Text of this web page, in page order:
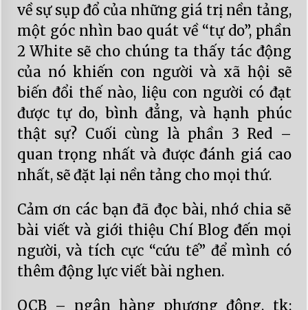
về sự sụp đổ của những giá trị nền tảng,
một góc nhìn bao quát về “tự do”, phần
2 White sẽ cho chúng ta thấy tác động
của nó khiến con người và xã hội sẽ
biến đổi thế nào, liệu con người có đạt
được tự do, bình đẳng, và hạnh phúc
thật sự? Cuối cùng là phần 3 Red –
quan trọng nhất và được đánh giá cao
nhất, sẽ đặt lại nền tảng cho mọi thứ.
Cảm ơn các bạn đã đọc bài, nhớ chia sẽ
bài viết và giới thiệu Chí Blog đến mọi
người, và tích cực “cứu tế” để mình có
thêm động lực viết bài nghen.
OCB – ngân hàng phương đông, tk: